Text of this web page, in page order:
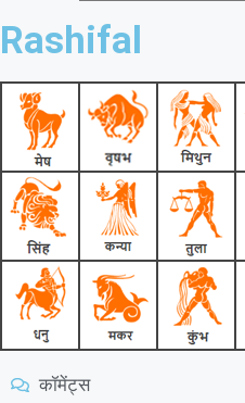
Rashifal
कॉमेंट्स